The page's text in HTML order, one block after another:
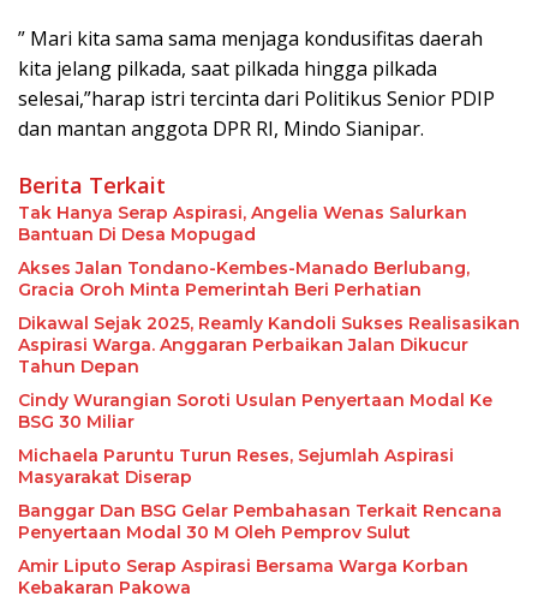
” Mari kita sama sama menjaga kondusifitas daerah
kita jelang pilkada, saat pilkada hingga pilkada
selesai,”harap istri tercinta dari Politikus Senior PDIP
dan mantan anggota DPR RI, Mindo Sianipar.
Berita Terkait
Tak Hanya Serap Aspirasi, Angelia Wenas Salurkan
Bantuan Di Desa Mopugad
Akses Jalan Tondano-Kembes-Manado Berlubang,
Gracia Oroh Minta Pemerintah Beri Perhatian
Dikawal Sejak 2025, Reamly Kandoli Sukses Realisasikan
Aspirasi Warga. Anggaran Perbaikan Jalan Dikucur
Tahun Depan
Cindy Wurangian Soroti Usulan Penyertaan Modal Ke
BSG 30 Miliar
Michaela Paruntu Turun Reses, Sejumlah Aspirasi
Masyarakat Diserap
Banggar Dan BSG Gelar Pembahasan Terkait Rencana
Penyertaan Modal 30 M Oleh Pemprov Sulut
Amir Liputo Serap Aspirasi Bersama Warga Korban
Kebakaran Pakowa